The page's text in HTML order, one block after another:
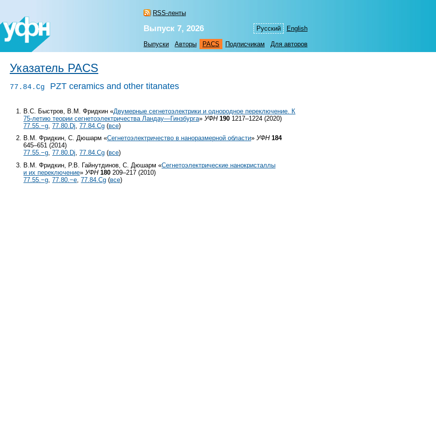
RSS-ленты
Русский English
Выпуск 7, 2026
Выпуски Авторы PACS Подписчикам Для авторов
Указатель PACS
77.84.Cg PZT ceramics and other titanates
В.С. Быстров, В.М. Фридкин «Двумерные сегнетоэлектрики и однородное переключение. К
75-летию теории сегнетоэлектричества Ландау—Гинзбурга»УФН 190 1217–1224 (2020)
77.55.−g,77.80.Dj,77.84.Cg (все)
В.М. Фридкин, С. Дюшарм «Сегнетоэлектричество в наноразмерной области»УФН 184
645–651 (2014)
77.55.−g,77.80.Dj,77.84.Cg (все)
В.М. Фридкин, Р.В. Гайнутдинов, С. Дюшарм «Сегнетоэлектрические нанокристаллы
и их переключение»УФН 180 209–217 (2010)
77.55.−g ,77.80.−e ,77.84.Cg (все)